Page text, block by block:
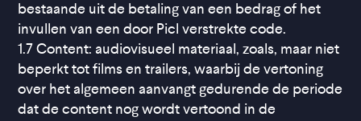
bestaande uit de betaling van een bedrag of het
invullen van een door Picl verstrekte code.
1.7 Content: audiovisueel materiaal, zoals, maar niet
beperkt tot films en trailers, waarbij de vertoning
over het algemeen aanvangt gedurende de periode
dat de content nog wordt vertoond in de